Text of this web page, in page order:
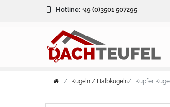
Hotline: +49 (0)3501 507295
Kugeln / Halbkugeln Kupfer